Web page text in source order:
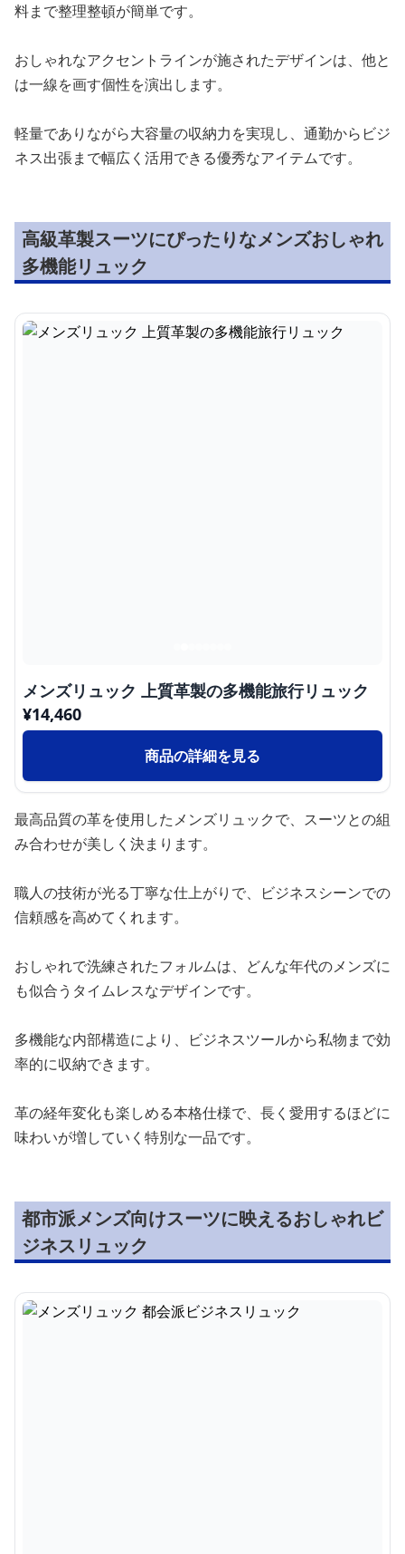
料まで整理整頓が簡単です。
おしゃれなアクセントラインが施されたデザインは、他と
は一線を画す個性を演出します。
軽量でありながら大容量の収納力を実現し、通勤からビジ
ネス出張まで幅広く活用できる優秀なアイテムです。
高級革製スーツにぴったりなメンズおしゃれ
多機能リュック
メンズリュック 上質革製の多機能旅行リュック
¥14,460
商品の詳細を見る
最高品質の革を使用したメンズリュックで、スーツとの組
み合わせが美しく決まります。
職人の技術が光る丁寧な仕上がりで、ビジネスシーンでの
信頼感を高めてくれます。
おしゃれで洗練されたフォルムは、どんな年代のメンズに
も似合うタイムレスなデザインです。
多機能な内部構造により、ビジネスツールから私物まで効
率的に収納できます。
革の経年変化も楽しめる本格仕様で、長く愛用するほどに
味わいが増していく特別な一品です。
都市派メンズ向けスーツに映えるおしゃれビ
ジネスリュック